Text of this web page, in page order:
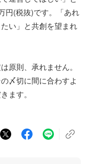
円(税抜)です。「あれ
い」と共創を望まれ
原則、承れません。
〆切に間に合わすよ
ます。